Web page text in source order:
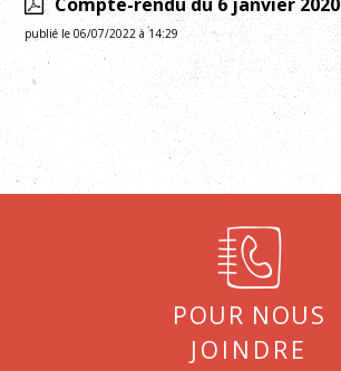
publié le 06/07/2022 à 14:29
Pour nous
joindre